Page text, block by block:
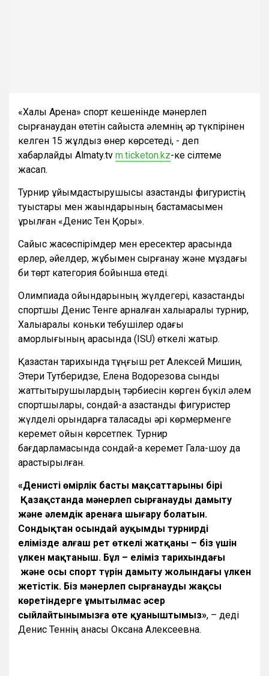
«Халық Арена» спорт кешенінде мәнерлеп
сырғанаудан өтетін сайыста әлемнің әр түкпірінен
келген 15 жұлдыз өнер көрсетеді, - деп
хабарлайды Almaty.tv m.ticketon.kz-ке сілтеме
жасап.
Турнир ұйымдастырушысы қазақстандық фигуристің
туыстары мен жақындарының бастамасымен
құрылған «Денис Тен Қоры».
Сайыс жасөспірімдер мен ересектер арасында
ерлер, әйелдер, жұбымен сырғанау және мұздағы
би төрт категория бойынша өтеді.
Олимпиада ойындарының жүлдегері, казақстандық
спортшы Денис Тенге арналған халықаралық турнир,
Халықаралық коньки тебушілер одағы
қамқорлығының арқасында (ISU) өткелі жатыр.
Қазақстан тарихында тұңғыш рет Алексей Мишин,
Этери Тутберидзе, Елена Водорезова сынды
жаттықтырушылардың тәрбиесін көрген бүкіл әлем
спортшылары, сондай-ақ қазақстандық фигуристер
жүлделі орындарға таласады әрі көрмерменге
керемет ойын көрсетпек. Турнир
бағдарламасында сондай-ақ керемет Гала-шоу да
қарастырылған.
«Денистің өмірлік басты мақсаттарының бірі
Қазақстанда мәнерлеп сырғанауды дамыту
және әлемдік аренаға шығару болатын.
Сондықтан осындай ауқымды турнирдің
елімізде алғаш рет өткелі жатқаны – біз үшін
үлкен мақтаныш. Бұл – еліміз тарихындағы
және осы спорт түрін дамыту жолындағы үлкен
жетістік. Біз мәнерлеп сырғанауды жақсы
көретіндерге ұмытылмас әсер
сыйлайтынымызға өте қуаныштымыз», – деді
Денис Теннің анасы Оксана Алексеевна.